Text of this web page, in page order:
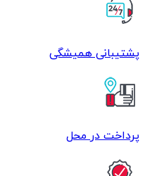
پشتیبانی همیشگی
پرداخت در محل